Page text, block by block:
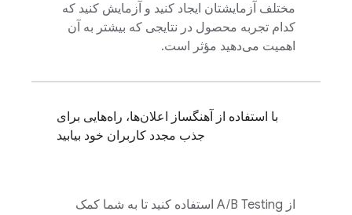
مختلف آزمایشتان ایجاد کنید و آزمایش کنید که
کدام تجربه محصول در نتایجی که بیشتر به آن
اهمیت می‌دهید مؤثر است.
با استفاده از آهنگساز اعلان‌ها، راه‌هایی برای
جذب مجدد کاربران خود بیابید
از A/B Testing استفاده کنید تا به شما کمک